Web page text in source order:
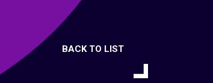
BACK TO LIST